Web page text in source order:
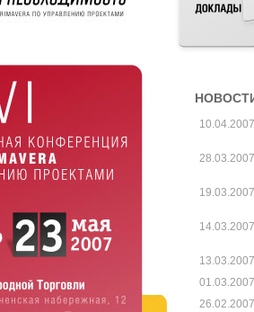
10.04.2007
28.03.2007
19.03.2007
14.03.2007
13.03.2007
01.03.2007
26.02.2007